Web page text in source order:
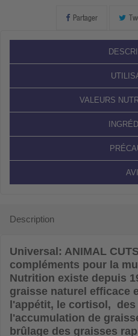
Partager
VALEURS
Description
Universal: ANIMAL CUTS
compléments pour la
Nutrition existe depuis
graisse naturel efficace
l'appétit, le cortisol,
l'accumulation de
brûlage des graisses